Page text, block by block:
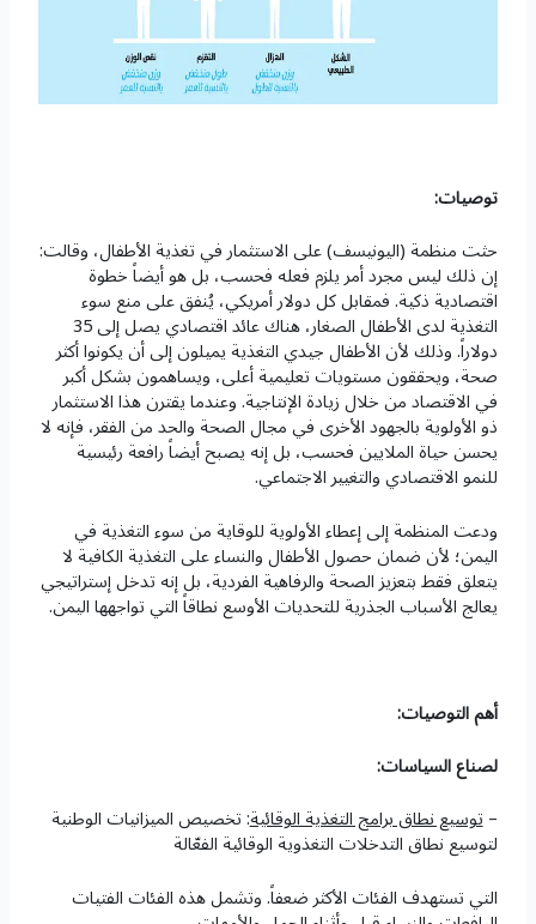
توصيات:
حثت منظمة (اليونيسف) على الاستثمار في تغذية الأطفال، وقالت:
إن ذلك ليس مجرد أمر يلزم فعله فحسب، بل هو أيضاً خطوة
اقتصادية ذكية. فمقابل كل دولار أمريكي، يُنفق على منع سوء
التغذية لدى الأطفال الصغار، هناك عائد اقتصادي يصل إلى 35
دولاراً. وذلك لأن الأطفال جيدي التغذية يميلون إلى أن يكونوا أكثر
صحة، ويحققون مستويات تعليمية أعلى، ويساهمون بشكل أكبر
في الاقتصاد من خلال زيادة الإنتاجية. وعندما يقترن هذا الاستثمار
ذو الأولوية بالجهود الأخرى في مجال الصحة والحد من الفقر، فإنه لا
يحسن حياة الملايين فحسب، بل إنه يصبح أيضاً رافعة رئيسية
للنمو الاقتصادي والتغيير الاجتماعي.
ودعت المنظمة إلى إعطاء الأولوية للوقاية من سوء التغذية في
اليمن؛ لأن ضمان حصول الأطفال والنساء على التغذية الكافية لا
يتعلق فقط بتعزيز الصحة والرفاهية الفردية، بل إنه تدخل إستراتيجي
يعالج الأسباب الجذرية للتحديات الأوسع نطاقاً التي تواجهها اليمن.
أهم التوصيات:
لصناع السياسات:
–توسيع نطاق برامج التغذية الوقائية: تخصيص الميزانيات الوطنية
لتوسيع نطاق التدخلات التغذوية الوقائية الفعّالة
التي تستهدف الفئات الأكثر ضعفاً. وتشمل هذه الفئات الفتيات